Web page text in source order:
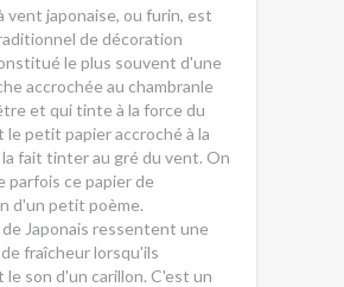
vent japonaise, ou furin, est
de décoration
le plus souvent d'une
accrochée au chambranle
et qui tinte à la force du
le petit papier accroché à la
la fait tinter au gré du vent. On
parfois ce papier de
d'un petit poème.
Japonais ressentent une
fraîcheur lorsqu'ils
son d'un carillon. C'est un